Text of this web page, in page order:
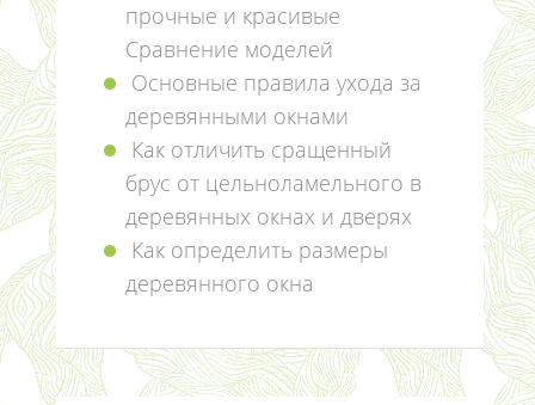
прочные и красивые
Сравнение моделей
Основные правила ухода за
деревянными окнами
Как отличить сращенный
брус от цельноламельного в
деревянных окнах и дверях
Как определить размеры
деревянного окна